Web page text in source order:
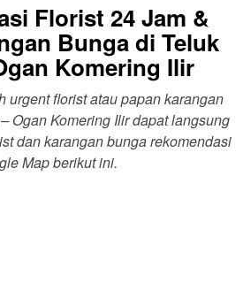
Florist 24 Jam &
Bunga di Teluk
Komering Ilir
urgent florist atau papan karangan
Ogan Komering Ilir dapat langsung
dan karangan bunga rekomendasi
Map berikut ini.